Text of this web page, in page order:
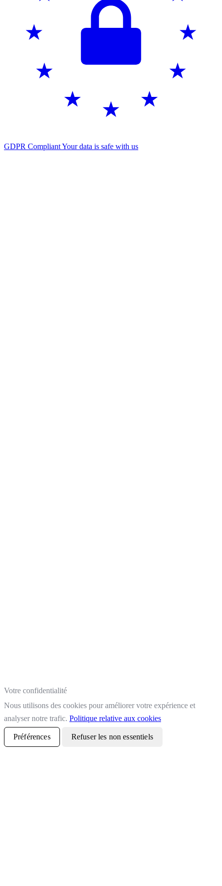
GDPR CompliantYour data is safe with us
Votre confidentialité
Nous utilisons des cookies pour améliorer votre expérience et
analyser notre trafic. Politique relative aux cookies
Préférences Refuser les non essentiels